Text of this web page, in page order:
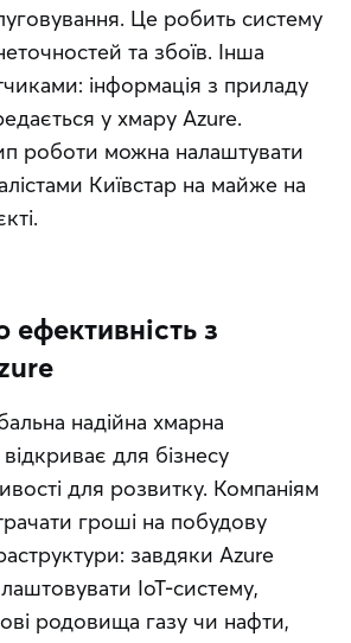
Це робить систему
та збоїв. Інша
інформація з приладу
у хмару Azure.
роботи можна налаштувати
Київстар на майже на
з
надійна хмарна
для бізнесу
для розвитку. Компаніям
гроші на побудову
завдяки Azure
IoT-систему,
родовища газу чи нафти,